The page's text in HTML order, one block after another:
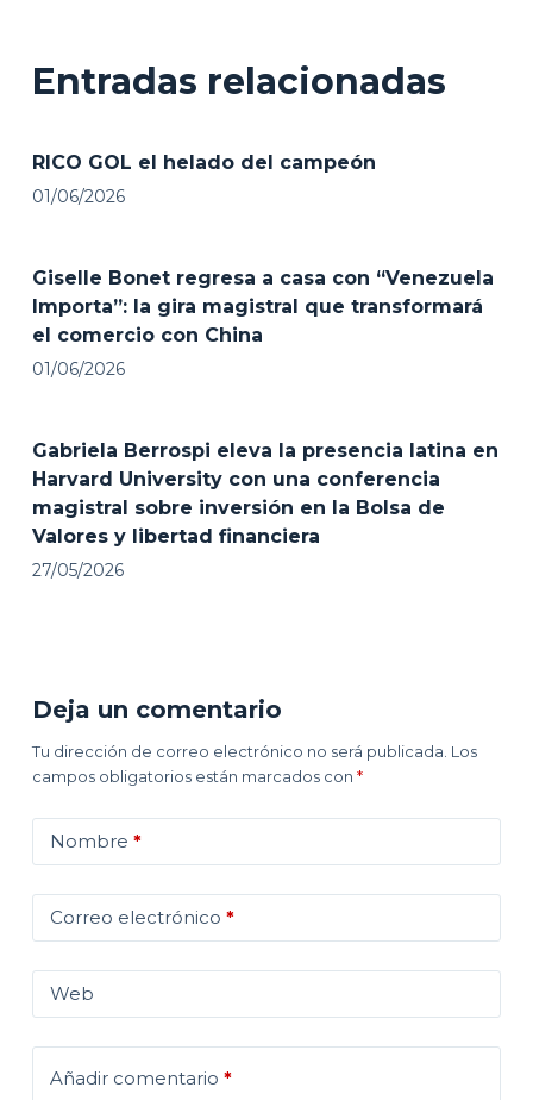
Entradas relacionadas
RICO GOL el helado del campeón
01/06/2026
Giselle Bonet regresa a casa con “Venezuela
Importa”: la gira magistral que transformará
el comercio con China
01/06/2026
Gabriela Berrospi eleva la presencia latina en
Harvard University con una conferencia
magistral sobre inversión en la Bolsa de
Valores y libertad financiera
27/05/2026
Deja un comentario
Tu dirección de correo electrónico no será publicada. Los
campos obligatorios están marcados con *
Nombre *
Correo electrónico *
Web
Añadir comentario *